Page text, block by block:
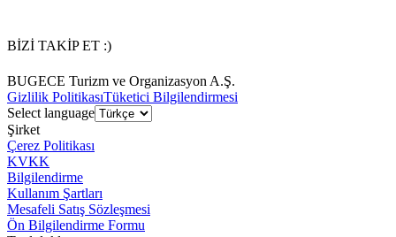
BİZİ TAKİP ET :)
BUGECE Turizm ve Organizasyon A.Ş.
Gizlilik PolitikasıTüketici Bilgilendirmesi
Select language
Şirket
Çerez Politikası
KVKK
Bilgilendirme
Kullanım Şartları
Mesafeli Satış Sözleşmesi
Ön Bilgilendirme Formu